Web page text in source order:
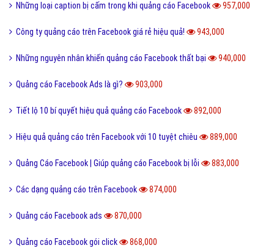
Những loại caption bị cấm trong khi quảng cáo Facebook 957,000
Công ty quảng cáo trên Facebook giá rẻ hiệu quả! 943,000
Những nguyên nhân khiến quảng cáo Facebook thất bại 940,000
Quảng cáo Facebook Ads là gì? 903,000
Tiết lộ 10 bí quyết hiệu quả quảng cáo Facebook 892,000
Hiệu quả quảng cáo trên Facebook với 10 tuyệt chiêu 889,000
Quảng Cáo Facebook | Giúp quảng cáo Facebook bị lỗi 883,000
Các dạng quảng cáo trên Facebook 874,000
Quảng cáo Facebook ads 870,000
Quảng cáo Facebook gói click 868,000